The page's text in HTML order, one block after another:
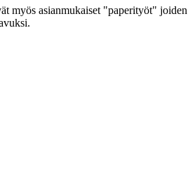
myös asianmukaiset "paperityöt" joiden